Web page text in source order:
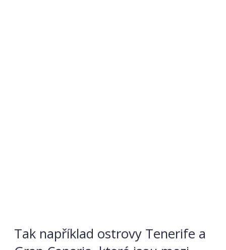
Tak například ostrovy Tenerife a